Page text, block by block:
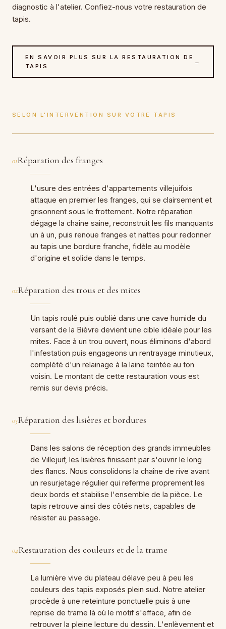
diagnostic à l'atelier. Confiez-nous votre restauration de
tapis.
EN SAVOIR PLUS SUR LA RESTAURATION DE
TAPIS
→
SELON L'INTERVENTION SUR VOTRE TAPIS
01Réparation des franges
L'usure des entrées d'appartements villejuifois
attaque en premier les franges, qui se clairsement et
grisonnent sous le frottement. Notre réparation
dégage la chaîne saine, reconstruit les fils manquants
un à un, puis renoue franges et nattes pour redonner
au tapis une bordure franche, fidèle au modèle
d'origine et solide dans le temps.
02Réparation des trous et des mites
Un tapis roulé puis oublié dans une cave humide du
versant de la Bièvre devient une cible idéale pour les
mites. Face à un trou ouvert, nous éliminons d'abord
l'infestation puis engageons un rentrayage minutieux,
complété d'un relainage à la laine teintée au ton
voisin. Le montant de cette restauration vous est
remis sur devis précis.
03Réparation des lisières et bordures
Dans les salons de réception des grands immeubles
de Villejuif, les lisières finissent par s'ouvrir le long
des flancs. Nous consolidons la chaîne de rive avant
un resurjetage régulier qui referme proprement les
deux bords et stabilise l'ensemble de la pièce. Le
tapis retrouve ainsi des côtés nets, capables de
résister au passage.
04Restauration des couleurs et de la trame
La lumière vive du plateau délave peu à peu les
couleurs des tapis exposés plein sud. Notre atelier
procède à une reteinture ponctuelle puis à une
reprise de trame là où le motif s'efface, afin de
retrouver la pleine lecture du dessin. L'enlèvement et